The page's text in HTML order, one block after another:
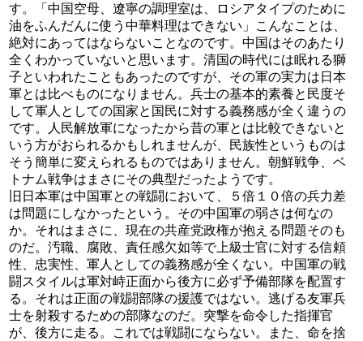
す。「中国空母、遼寧の調理室は、ロシアタイプのために
油をふんだんに使う中華料理はできない」こんなことは、
絶対にあってはならないことなのです。中国はそのあたり
全くわかっていないと思います。清国の時代には眠れる獅
子といわれたこともあったのですが、その軍の実力は日本
軍とは比べものになりません。兵士の基本的素養と民度そ
して軍人としての国家と国民に対する義務感が全く違うの
です。人民解放軍になったから昔の軍とは比較できないと
いう方がおられるかもしれませんが、民族性というものは
そう簡単に変えられるものではありません。朝鮮戦争、ベ
トナム戦争はまさにその典型だったようです。
旧日本軍は中国軍との戦闘において、５倍１０倍の兵力差
は問題にしなかったという。その中国軍の弱さは何なの
か。それはまさに、現在の共産党政権が抱える問題そのも
のだ。汚職、腐敗、責任感欠如等で上級士官に対する信頼
性、忠実性、軍人としての義務感が全くない。中国軍の戦
闘スタイルは軍対峙正面から後方に必ず予備部隊を配置す
る。それは正面の戦闘部隊の援護ではない。逃げる友軍兵
士を射殺するための部隊なのだ。突撃を命令した指揮官
が、後方に走る。これでは戦闘にならない。また、命を捨